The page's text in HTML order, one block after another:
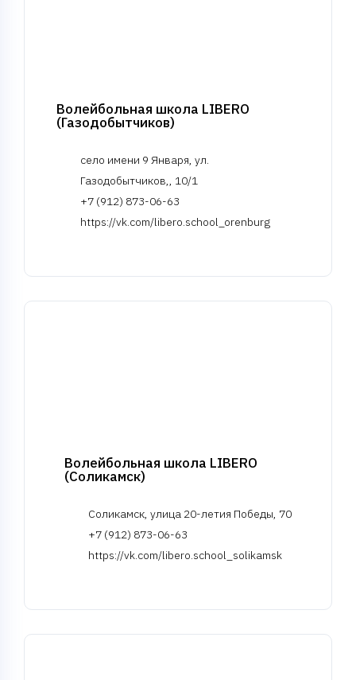
Волейбольная школа LIBERO
(Газодобытчиков)
село имени 9 Января, ул.
Газодобытчиков,, 10/1
+7 (912) 873-06-63
https://vk.com/libero.school_orenburg
Волейбольная школа LIBERO
(Соликамск)
Соликамск, улица 20-летия Победы, 70
+7 (912) 873-06-63
https://vk.com/libero.school_solikamsk